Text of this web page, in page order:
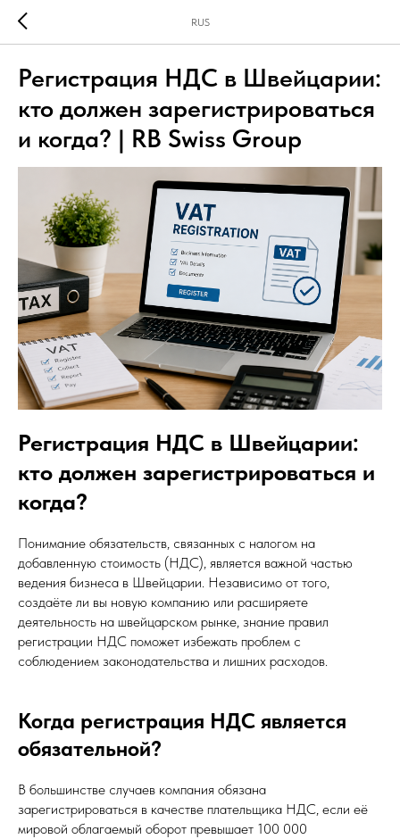
RUS
Регистрация НДС в Швейцарии:
кто должен зарегистрироваться
и когда? | RB Swiss Group
Регистрация НДС в Швейцарии:
кто должен зарегистрироваться и
когда?
Понимание обязательств, связанных с налогом на
добавленную стоимость (НДС), является важной частью
ведения бизнеса в Швейцарии. Независимо от того,
создаёте ли вы новую компанию или расширяете
деятельность на швейцарском рынке, знание правил
регистрации НДС поможет избежать проблем с
соблюдением законодательства и лишних расходов.
Когда регистрация НДС является
обязательной?
В большинстве случаев компания обязана
зарегистрироваться в качестве плательщика НДС, если её
мировой облагаемый оборот превышает 100 000